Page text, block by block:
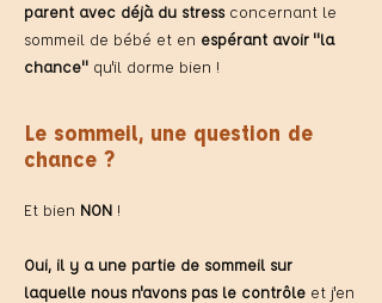
parent avec déjà du stressconcernant le
sommeil de bébé et en espérant avoir "la
chance" qu'il dorme bien !
Le sommeil, une question de
chance ?
Et bien NON !
Oui, il y a une partie de sommeil sur
laquelle nous n'avons pas le contrôle et j'en